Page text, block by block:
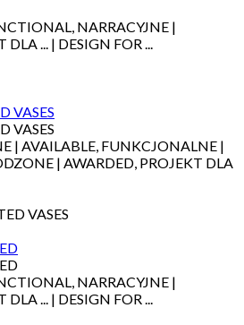
NARRACYJNE |
... | DESIGN FOR ...
VASES
VASES
| AVAILABLE, FUNKCJONALNE |
| AWARDED, PROJEKT DLA
NARRACYJNE |
... | DESIGN FOR ...